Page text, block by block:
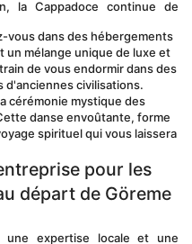
vous dans des hébergements
un mélange unique de luxe et
de vous endormir dans des
d'anciennes civilisations.
cérémonie mystique des
danse envoûtante, forme
spirituel qui vous laissera
pour les
départ de Göreme